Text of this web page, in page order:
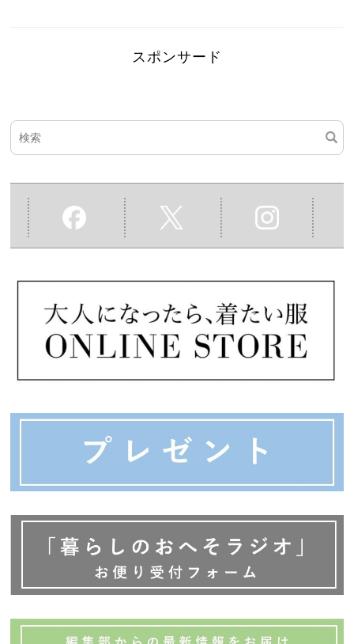
スポンサード